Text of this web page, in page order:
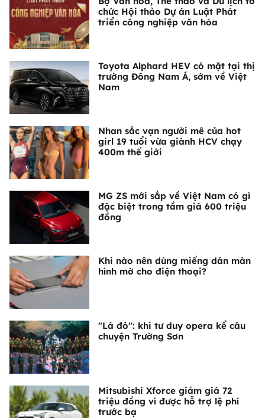
chức Hội thảo Dự án Luật Phát
triển công nghiệp văn hóa
Toyota Alphard HEV có mặt tại thị
trường Đông Nam Á, sớm về Việt
Nam
Nhan sắc vạn người mê của hot
girl 19 tuổi vừa giành HCV chạy
400m thế giới
MG ZS mới sắp về Việt Nam có gì
đặc biệt trong tầm giá 600 triệu
đồng
Khi nào nên dùng miếng dán màn
hình mờ cho điện thoại?
"Lá đỏ": khi tư duy opera kể câu
chuyện Trường Sơn
Mitsubishi Xforce giảm giá 72
triệu đồng vì được hỗ trợ lệ phí
trước bạ